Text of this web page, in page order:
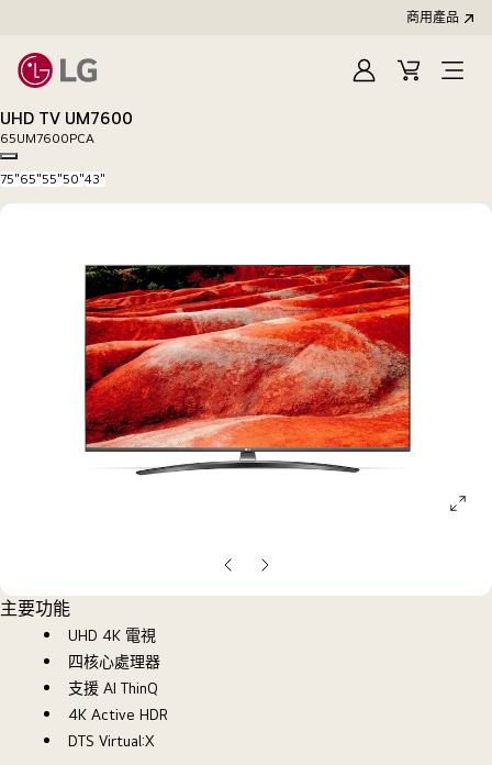
商用產品
登
購
UHD TV UM7600
65UM7600PCA
Copy model name
75"65"55"50"43"
上
一
下
一
主要功能
UHD 4K 電視
四核心處理器
支援 AI ThinQ
4K Active HDR
DTS Virtual:X